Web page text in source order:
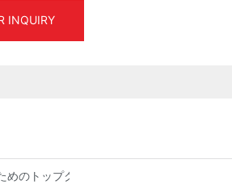
INQUIRY
めのトップクラスの産業用ラックソリュー